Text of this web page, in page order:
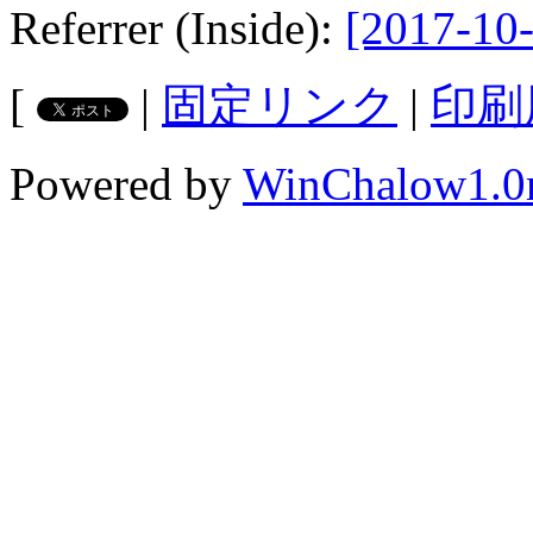
Referrer (Inside): [2017-
[
| 固定リンク | 印
Powered by